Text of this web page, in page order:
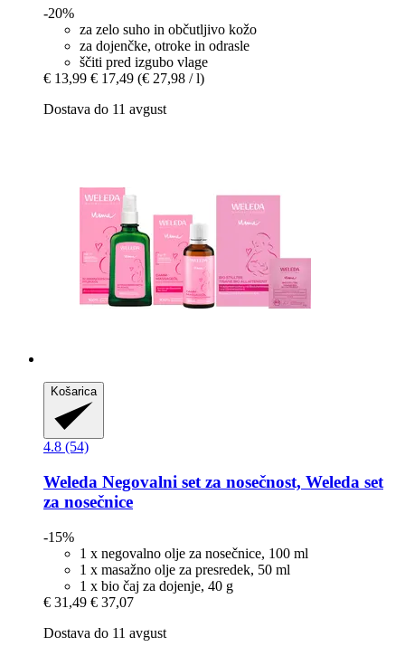
-20%
za zelo suho in občutljivo kožo
za dojenčke, otroke in odrasle
ščiti pred izgubo vlage
€ 13,99 € 17,49 (€ 27,98 / l)
Dostava do 11 avgust
Košarica
4.8 (54)
Weleda Negovalni set za nosečnost, Weleda set
za nosečnice
-15%
1 x negovalno olje za nosečnice, 100 ml
1 x masažno olje za presredek, 50 ml
1 x bio čaj za dojenje, 40 g
€ 31,49 € 37,07
Dostava do 11 avgust